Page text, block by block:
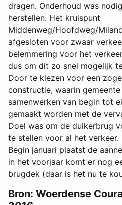
dragen. Onderhoud was
herstellen. Het kruispunt
Middenweg/Hoofdweg/
afgesloten voor zwaar
belemmering voor het
dus om dit zo snel mogelijk
Door te kiezen voor een
constructie, waarin
samenwerken van begin tot
gemaakt worden met de
Doel was om de duikerbrug
te stellen voor al het verkeer.
Begin januari plaatst de
in het voorjaar komt er nog
brugdek (daar is het nu te
Bron: Woerdense